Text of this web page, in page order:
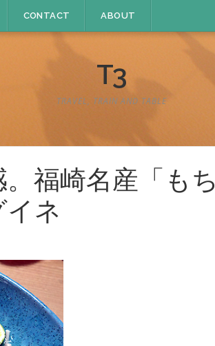
CONTACT ABOUT
T3
TRAVEL, TRAIN AND TABLE
福崎名産「もち
ネ